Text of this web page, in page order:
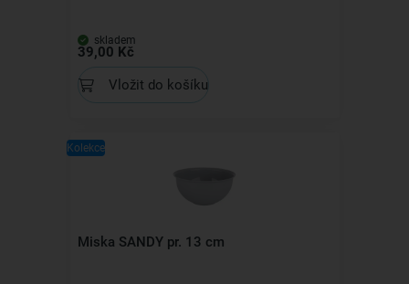
skladem
39,00 Kč
Vložit do košíku
Kolekce
Miska SANDY pr. 13 cm